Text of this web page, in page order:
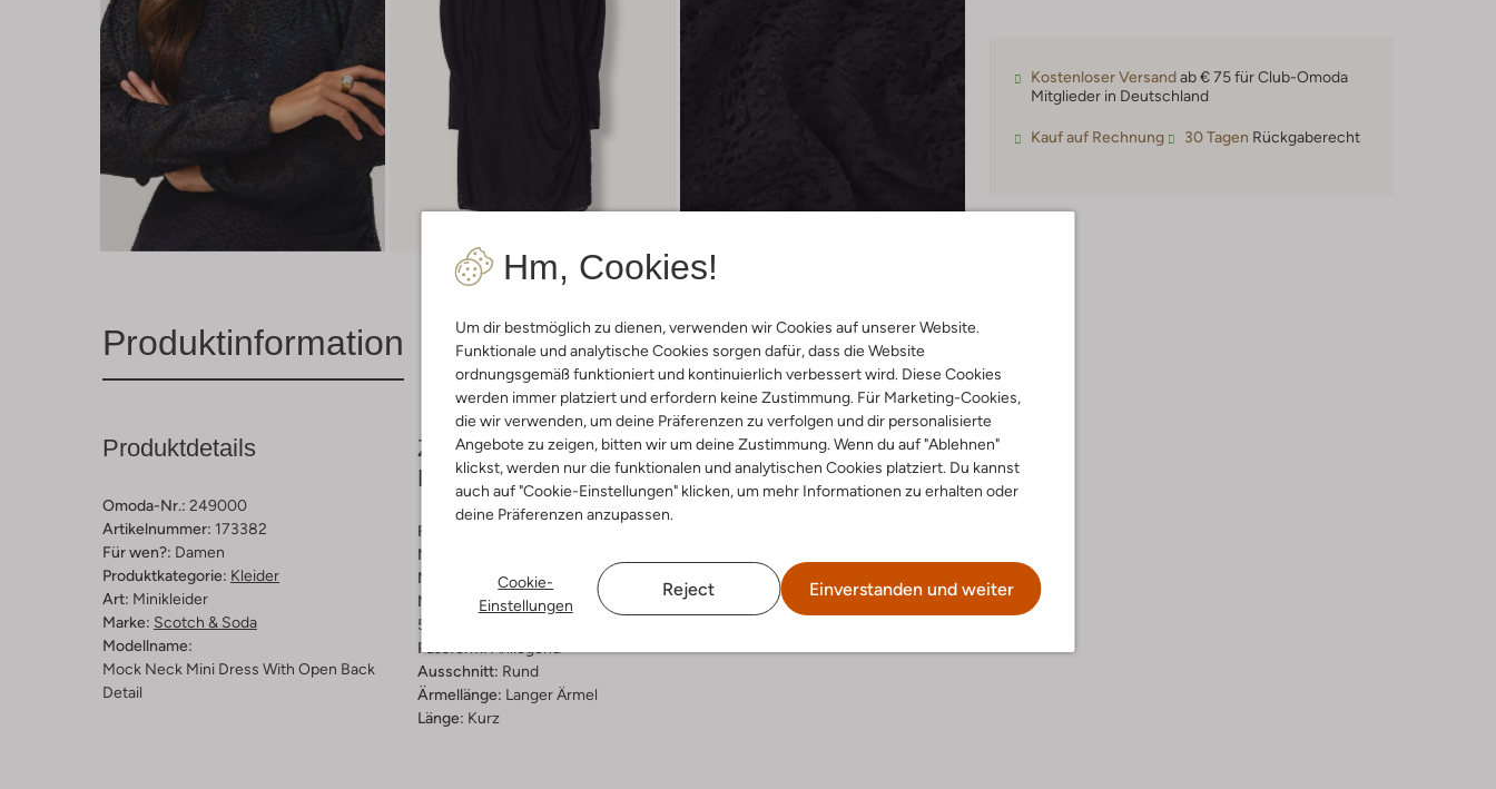
Hm, Cookies!
Um dir bestmöglich zu dienen, verwenden wir Cookies auf unserer Website.
Funktionale und analytische Cookies sorgen dafür, dass die Website
ordnungsgemäß funktioniert und kontinuierlich verbessert wird. Diese Cookies
werden immer platziert und erfordern keine Zustimmung. Für Marketing-Cookies,
die wir verwenden, um deine Präferenzen zu verfolgen und dir personalisierte
Angebote zu zeigen, bitten wir um deine Zustimmung. Wenn du auf "Ablehnen"
klickst, werden nur die funktionalen und analytischen Cookies platziert. Du kannst
auch auf "Cookie-Einstellungen" klicken, um mehr Informationen zu erhalten oder
deine Präferenzen anzupassen.
Cookie-
Einstellungen
Reject Einverstanden und weiter
Kostenloser Versandab € 75 für Club-Omoda
Mitglieder in Deutschland
Kauf auf Rechnung 30 Tagen Rückgaberecht
Produktinformation Lieferung & Rückgabe
Produktdetails
Omoda-Nr.: 249000
Artikelnummer: 173382
Für wen?: Damen
Produktkategorie: Kleider
Art: Minikleider
Marke: Scotch & Soda
Modellname:
Mock Neck Mini Dress With Open Back
Detail
Zusammensetzung &
Passform
Farbe :
Muster:
Material:
Nylon
Materiaalpercentages:
53% Nylon En 47% Viscose
Passform:
Ausschnitt: Rund
Ärmellänge: Langer Ärmel
Länge: Kurz
Waschanleitung